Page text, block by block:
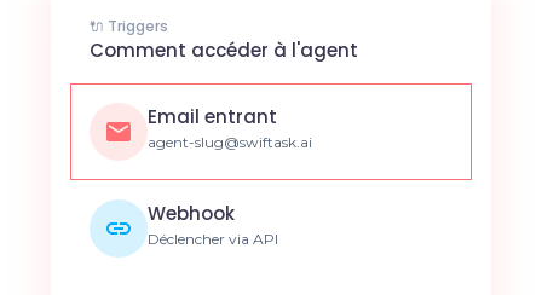
🔌 Triggers
Comment accéder à l'agent
Email entrant
agent-slug@swiftask.ai
Webhook
Déclencher via API